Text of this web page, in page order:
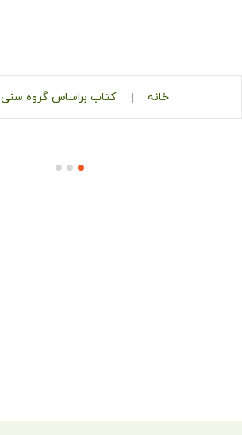
خانه کتاب براساس گروه سنی